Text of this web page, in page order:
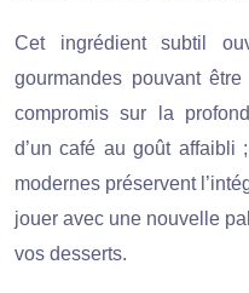
Cet ingrédient subtil
gourmandes pouvant
compromis sur la
d’un café au goût affaibli
modernes préservent
jouer avec une nouvelle
vos desserts.